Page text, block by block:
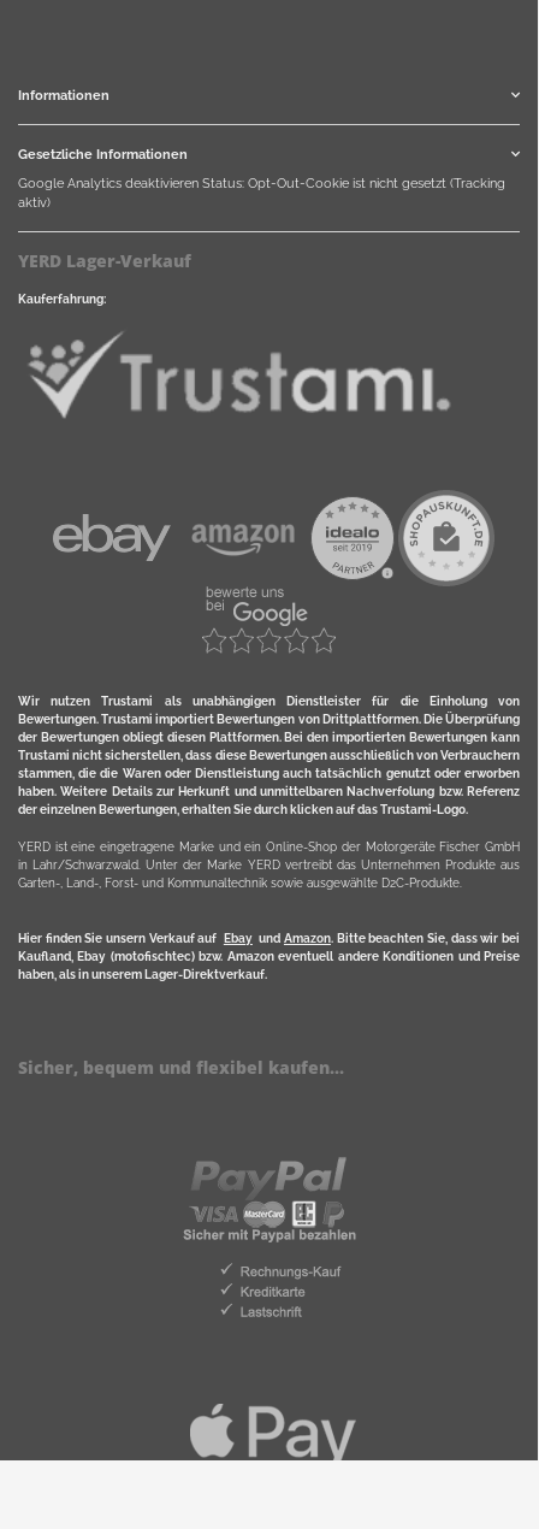
Informationen
Gesetzliche Informationen
Google Analytics deaktivieren Status: Opt-Out-Cookie ist nicht gesetzt (Tracking
aktiv)
YERD Lager-Verkauf
Kauferfahrung:
Wir nutzen Trustami als unabhängigen Dienstleister für die Einholung von
Bewertungen. Trustami importiert Bewertungen von Drittplattformen. Die Überprüfung
der Bewertungen obliegt diesen Plattformen. Bei den importierten Bewertungen kann
Trustami nicht sicherstellen, dass diese Bewertungen ausschließlich von Verbrauchern
stammen, die die Waren oder Dienstleistung auch tatsächlich genutzt oder erworben
haben. Weitere Details zur Herkunft und unmittelbaren Nachverfolung bzw. Referenz
der einzelnen Bewertungen, erhalten Sie durch klicken auf das Trustami-Logo.
YERD ist eine eingetragene Marke und ein Online-Shop der Motorgeräte Fischer GmbH
in Lahr/Schwarzwald. Unter der Marke YERD vertreibt das Unternehmen Produkte aus
Garten-, Land-, Forst- und Kommunaltechnik sowie ausgewählte D2C-Produkte.
Hier finden Sie unsern Verkauf auf Ebayund Amazon. Bitte beachten Sie, dass wir bei
Kaufland, Ebay (motofischtec) bzw. Amazon eventuell andere Konditionen und Preise
haben, als in unserem Lager-Direktverkauf.
Sicher, bequem und flexibel kaufen...